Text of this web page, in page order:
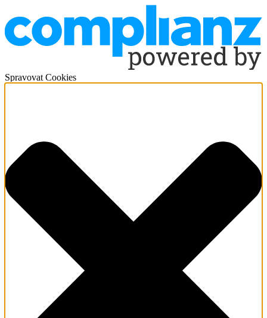
Spravovat Cookies